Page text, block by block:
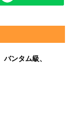
ンタム級、